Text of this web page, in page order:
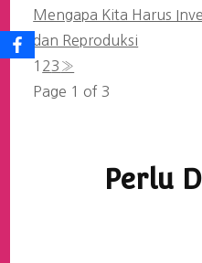
Mengapa Kita Harus
dan Reproduksi
1 23 »
Page 1 of 3
Perlu